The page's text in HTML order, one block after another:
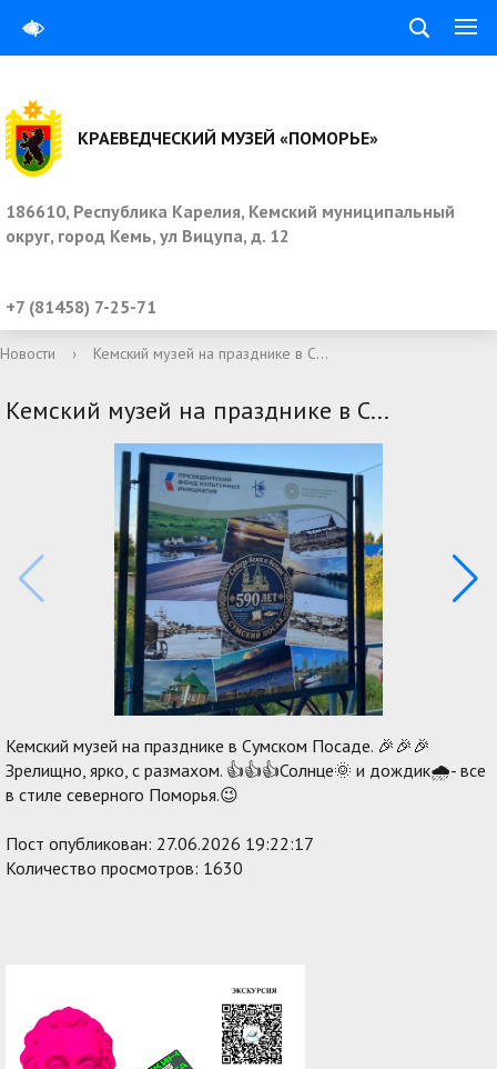
КРАЕВЕДЧЕСКИЙ МУЗЕЙ «ПОМОРЬЕ»
186610, Республика Карелия, Кемский муниципальный
округ, город Кемь, ул Вицупа, д. 12
+7 (81458) 7-25-71
Новости › Кемский музей на празднике в С...
Кемский музей на празднике в С...
1/7
Кемский музей на празднике в Сумском Посаде. 🎉🎉🎉
Зрелищно, ярко, с размахом. 👍👍👍Солнце🌞 и дождик🌧- все
в стиле северного Поморья.😉
Пост опубликован: 27.06.2026 19:22:17
Количество просмотров: 1630